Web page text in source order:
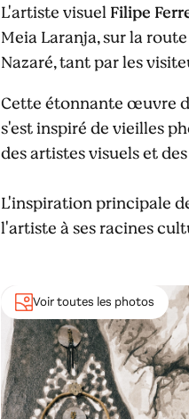
L'artiste visuelFilipe
Meia Laranja, sur la
Nazaré, tant par les
Cette étonnante œuvre
s'est inspiré de vieilles
des artistes visuels et
L'inspiration principale
l'artiste à ses racines
Voir toutes les photos